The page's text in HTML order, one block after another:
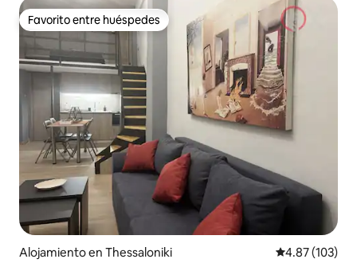
Favorito entre huéspedes
Favorito entre huéspedes
Alojamiento en Thessaloniki Calificación
4.87 (103)